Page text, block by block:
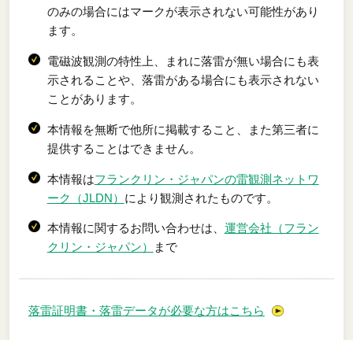
のみの場合にはマークが表示されない可能性があり
ます。
電磁波観測の特性上、まれに落雷が無い場合にも表
示されることや、落雷がある場合にも表示されない
ことがあります。
本情報を無断で他所に掲載すること、また第三者に
提供することはできません。
本情報はフランクリン・ジャパンの雷観測ネットワ
ーク（JLDN） により観測されたものです。
本情報に関するお問い合わせは、 運営会社（フラン
クリン・ジャパン）
まで
落雷証明書・落雷データが必要な方はこちら